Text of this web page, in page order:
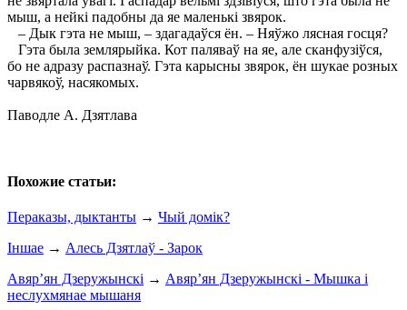
мыш, а нейкі падобны да яе маленькі звярок.
– Дык гэта не мыш, – здагадаўся ён. – Няўжо лясная госця?
Гэта была землярыйка. Кот паляваў на яе, але сканфузіўся,
бо не адразу распазнаў. Гэта карысны звярок, ён шукае розных
чарвякоў, насякомых.
Паводле А. Дзятлава
Похожие статьи:
Пераказы, дыктанты → Чый домік?
Іншае → Алесь Дзятлаў - Зарок
Авяр’ян Дзеружынскі → Авяр’ян Дзеружынскі - Мышка і
неслухмянае мышаня